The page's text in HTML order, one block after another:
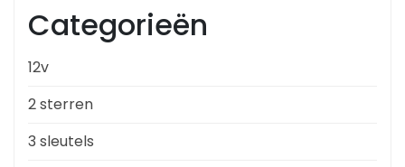
Categorieën
12v
2 sterren
3 sleutels